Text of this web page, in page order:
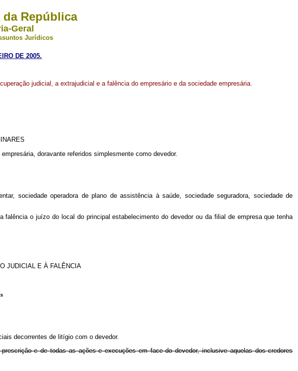
República
Geral
Jurídicos
DE 2005.
judicial, a extrajudicial e a falência do empresário e da sociedade empresária.
doravante referidos simplesmente como devedor.
sociedade operadora de plano de assistência à saúde, sociedade seguradora, sociedade de
o juízo do local do principal estabelecimento do devedor ou da filial de empresa que tenha
JUDICIAL E À FALÊNCIA
decorrentes de litígio com o devedor.
e de todas as ações e execuções em face do devedor, inclusive aquelas dos credores